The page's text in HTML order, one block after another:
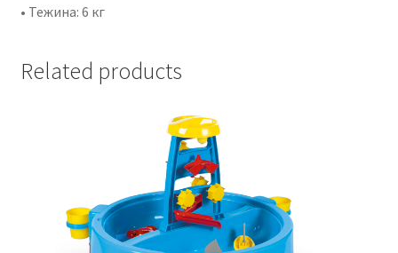
• Тежина: 6 кг
Related products